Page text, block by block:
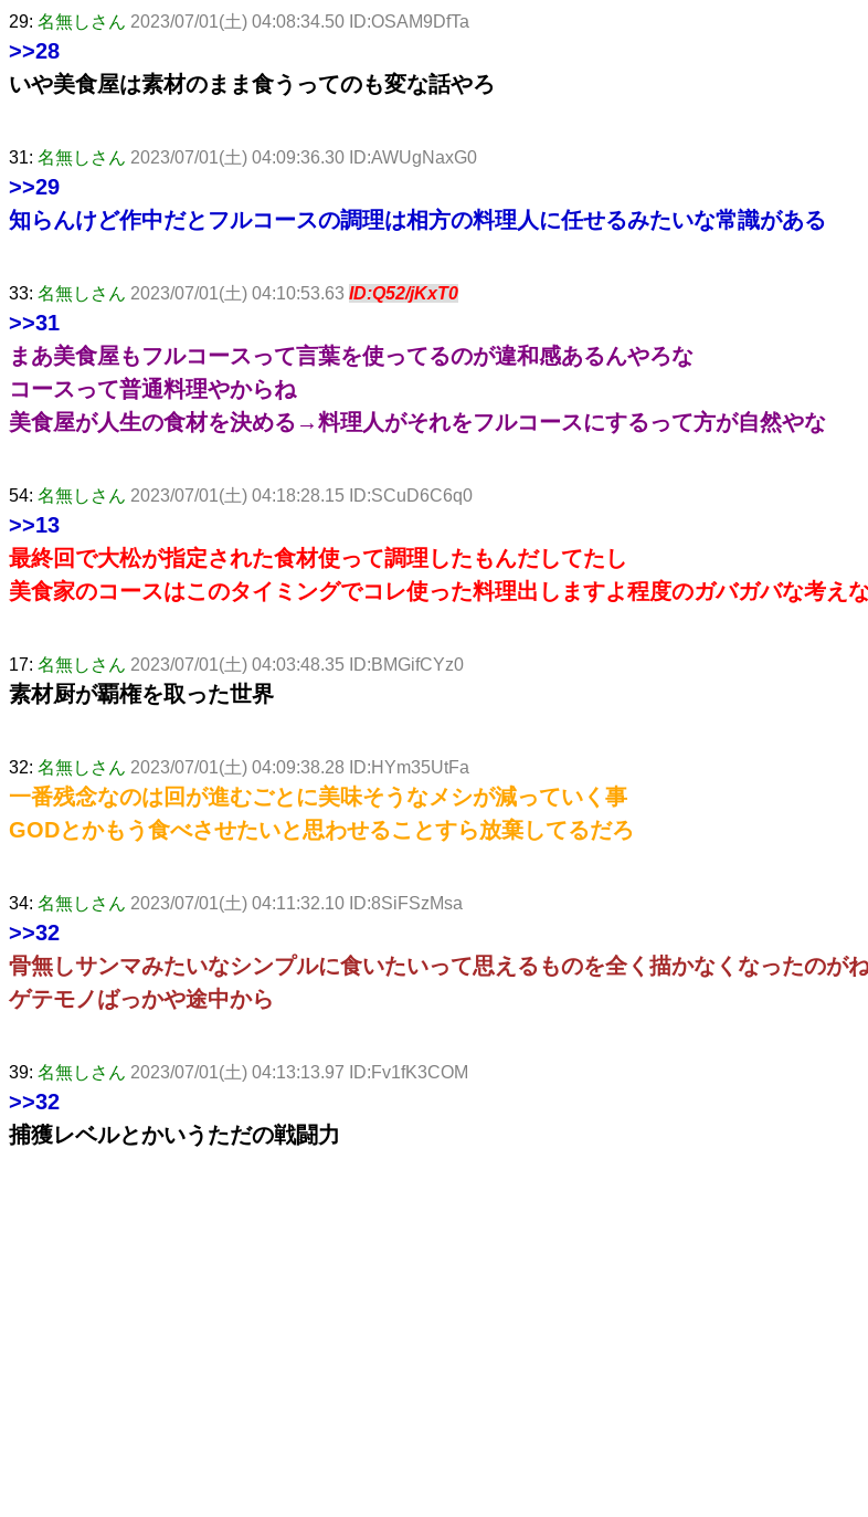
29: 名無しさん 2023/07/01(土) 04:08:34.50 ID:OSAM9DfTa
>>28
いや美食屋は素材のまま食うってのも変な話やろ
31: 名無しさん 2023/07/01(土) 04:09:36.30 ID:AWUgNaxG0
>>29
知らんけど作中だとフルコースの調理は相方の料理人に任せるみたいな常識がある
33: 名無しさん 2023/07/01(土) 04:10:53.63 ID:Q52/jKxT0
>>31
まあ美食屋もフルコースって言葉を使ってるのが違和感あるんやろな
コースって普通料理やからね
美食屋が人生の食材を決める→料理人がそれをフルコースにするって方が自然やな
54: 名無しさん 2023/07/01(土) 04:18:28.15 ID:SCuD6C6q0
>>13
最終回で大松が指定された食材使って調理したもんだしてたし
美食家のコースはこのタイミングでコレ使った料理出しますよ程度のガバガバな考え
17: 名無しさん 2023/07/01(土) 04:03:48.35 ID:BMGifCYz0
素材厨が覇権を取った世界
32: 名無しさん 2023/07/01(土) 04:09:38.28 ID:HYm35UtFa
一番残念なのは回が進むごとに美味そうなメシが減っていく事
GODとかもう食べさせたいと思わせることすら放棄してるだろ
34: 名無しさん 2023/07/01(土) 04:11:32.10 ID:8SiFSzMsa
>>32
骨無しサンマみたいなシンプルに食いたいって思えるものを全く描かなくなったのが
ゲテモノばっかや途中から
39: 名無しさん 2023/07/01(土) 04:13:13.97 ID:Fv1fK3COM
>>32
捕獲レベルとかいうただの戦闘力